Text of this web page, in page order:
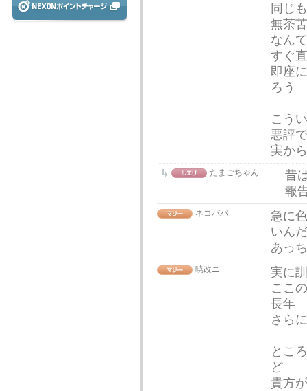
同じ
無茶
なん
すぐ
即座
ろう
こう
悪評
実か
たまごちゃん
昔
報
ネコババ
急に
いん
あっ
暁改ニ
実に
ここ
長年
さら
とこ
ど
貴方